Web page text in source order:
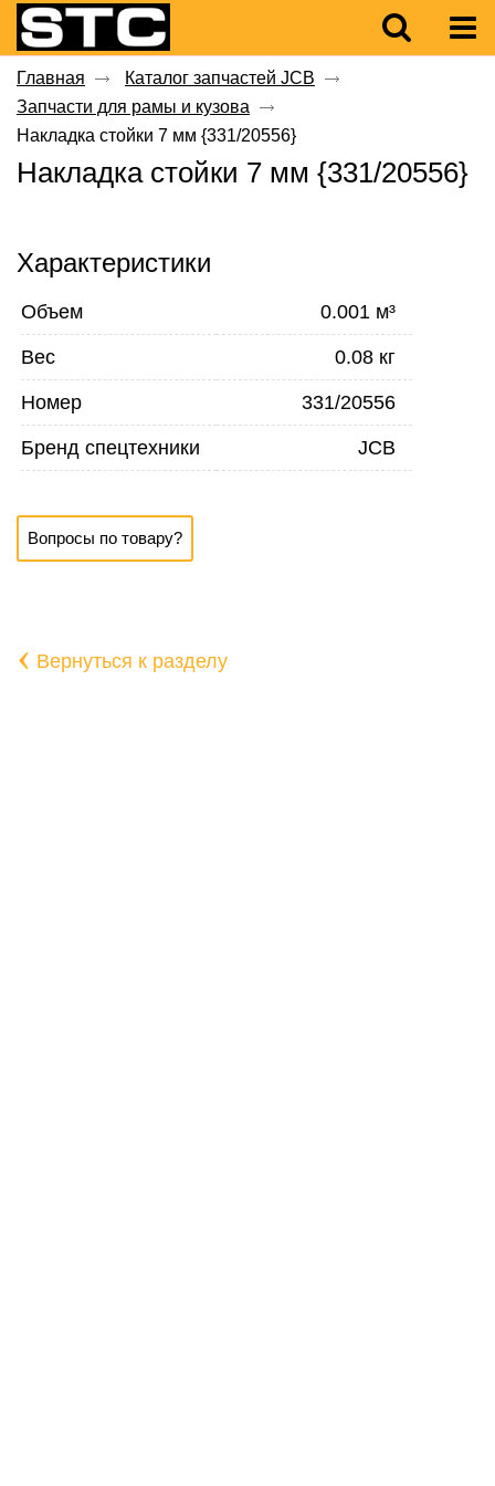
Главная
Каталог запчастей JCB
Запчасти для рамы и кузова
Накладка стойки 7 мм {331/20556}
Накладка стойки 7 мм {331/20556}
Характеристики
Объем 0.001 м³
Вес 0.08 кг
Номер 331/20556
Бренд спецтехники JCB
Вопросы по товару?
‹ Вернуться к разделу